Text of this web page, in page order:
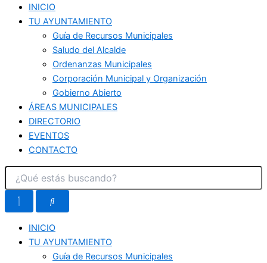
INICIO
TU AYUNTAMIENTO
Guía de Recursos Municipales
Saludo del Alcalde
Ordenanzas Municipales
Corporación Municipal y Organización
Gobierno Abierto
ÁREAS MUNICIPALES
DIRECTORIO
EVENTOS
CONTACTO
INICIO
TU AYUNTAMIENTO
Guía de Recursos Municipales